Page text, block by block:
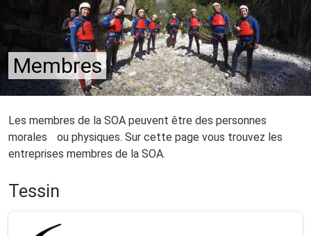
Membres
Les membres de la SOA peuvent être des personnes
morales ou physiques. Sur cette page vous trouvez les
entreprises membres de la SOA.
Tessin